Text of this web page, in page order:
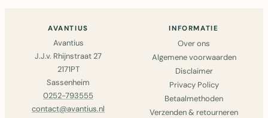
AVANTIUS
Avantius
J.J.v. Rhijnstraat 27
2171PT
Sassenheim
0252-793555
contact@avantius.nl
INFORMATIE
Over ons
Algemene voorwaarden
Disclaimer
Privacy Policy
Betaalmethoden
Verzenden & retourneren